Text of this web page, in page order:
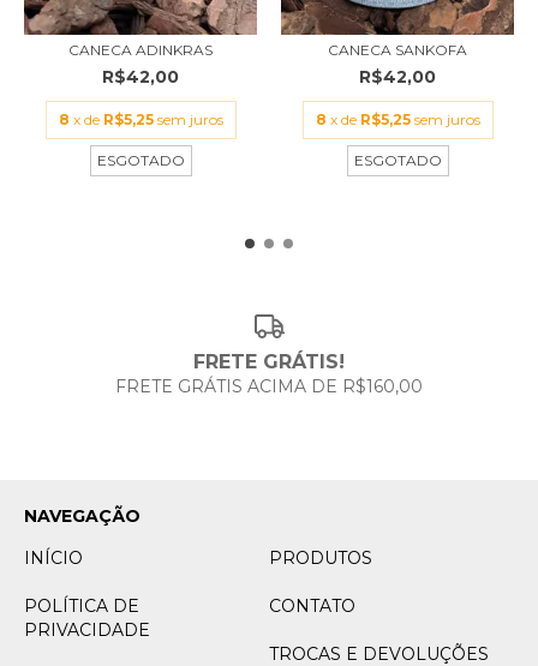
CANECA ADINKRAS
R$42,00
8 x de R$5,25 sem juros
ESGOTADO
CANECA SANKOFA
R$42,00
8 x de R$5,25 sem juros
ESGOTADO
FRETE GRÁTIS!
FRETE GRÁTIS ACIMA DE R$160,00
NAVEGAÇÃO
INÍCIO
PRODUTOS
POLÍTICA DE
PRIVACIDADE
CONTATO
TROCAS E DEVOLUÇÕES